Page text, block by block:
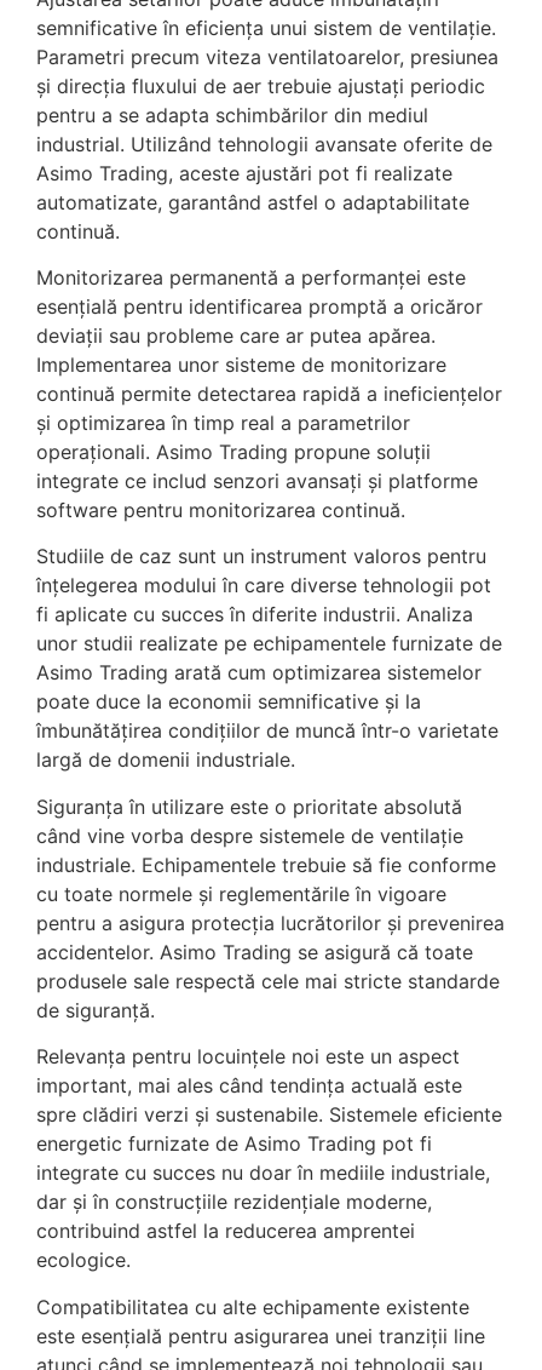
semnificative în eficiența unui sistem de ventilație.
Parametri precum viteza ventilatoarelor, presiunea
și direcția fluxului de aer trebuie ajustați periodic
pentru a se adapta schimbărilor din mediul
industrial. Utilizând tehnologii avansate oferite de
Asimo Trading, aceste ajustări pot fi realizate
automatizate, garantând astfel o adaptabilitate
continuă.
Monitorizarea permanentă a performanței este
esențială pentru identificarea promptă a oricăror
deviații sau probleme care ar putea apărea.
Implementarea unor sisteme de monitorizare
continuă permite detectarea rapidă a ineficiențelor
și optimizarea în timp real a parametrilor
operaționali. Asimo Trading propune soluții
integrate ce includ senzori avansați și platforme
software pentru monitorizarea continuă.
Studiile de caz sunt un instrument valoros pentru
înțelegerea modului în care diverse tehnologii pot
fi aplicate cu succes în diferite industrii. Analiza
unor studii realizate pe echipamentele furnizate de
Asimo Trading arată cum optimizarea sistemelor
poate duce la economii semnificative și la
îmbunătățirea condițiilor de muncă într-o varietate
largă de domenii industriale.
Siguranța în utilizare este o prioritate absolută
când vine vorba despre sistemele de ventilație
industriale. Echipamentele trebuie să fie conforme
cu toate normele și reglementările în vigoare
pentru a asigura protecția lucrătorilor și prevenirea
accidentelor. Asimo Trading se asigură că toate
produsele sale respectă cele mai stricte standarde
de siguranță.
Relevanța pentru locuințele noi este un aspect
important, mai ales când tendința actuală este
spre clădiri verzi și sustenabile. Sistemele eficiente
energetic furnizate de Asimo Trading pot fi
integrate cu succes nu doar în mediile industriale,
dar și în construcțiile rezidențiale moderne,
contribuind astfel la reducerea amprentei
ecologice.
Compatibilitatea cu alte echipamente existente
este esențială pentru asigurarea unei tranziții line
atunci când se implementează noi tehnologii sau